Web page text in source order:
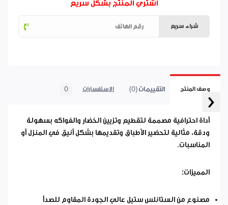
‹
اشتري المنتج بشكل سريع
شراء سريع
وصف المنتج التقييمات (0) الاستفسارات 0
أداة احترافية مصممة لتقطيع وتزيين الخضار والفواكه بسهولة
ودقة، مثالية لتحضير الأطباق وتقديمها بشكل أنيق في المنزل أو
المناسبات.
المميزات:
مصنوع من الستانلس ستيل عالي الجودة المقاوم للصدأ